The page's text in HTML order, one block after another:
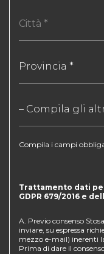
Provincia *
– Compila gli
Compila i campi
Trattamento dati
GDPR 679/2016 e
A. Previo consenso
inviare, su espressa
mezzo e-mail) inerenti
Prima di dare il